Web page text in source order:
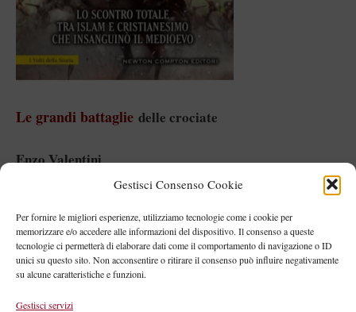
Gestisci Consenso Cookie
Per fornire le migliori esperienze, utilizziamo tecnologie come i cookie per
memorizzare e/o accedere alle informazioni del dispositivo. Il consenso a queste
tecnologie ci permetterà di elaborare dati come il comportamento di navigazione o ID
unici su questo sito. Non acconsentire o ritirare il consenso può influire negativamente
su alcune caratteristiche e funzioni.
Gestisci servizi
Le grandi battaglie delle crociate
Enzo Valentini
Pagine: 432 – prezzo € 12,00
Tre secoli di guerre che cambiarono la storia